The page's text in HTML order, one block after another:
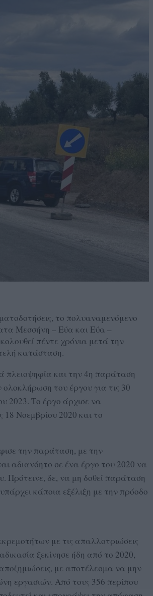
το πολυαναμενόμενο
Μεσσήνη – Εύα και Εύα –
πέντε χρόνια μετά την
κατάσταση.
πλειοψηφία και την 4η παράταση
του έργου για τις 30
2023. Το έργο άρχισε να
18 Νοεμβρίου 2020 και το
την παράταση, με την
αδιανόητο σε ένα έργο του 2020 να
Πρότεινε, δε, να μη δοθεί παράταση
κάποια εξέλιξη με την πρόοδο
με τις απαλλοτριώσεις
ξεκίνησε ήδη από το 2020,
με αποτέλεσμα να μην
εργασιών. Από τους 356 περίπου